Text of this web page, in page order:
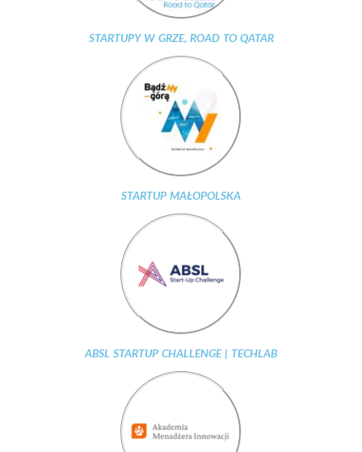
STARTUPY W GRZE, ROAD TO QATAR
STARTUP MAŁOPOLSKA
ABSL STARTUP CHALLENGE | TECHLAB